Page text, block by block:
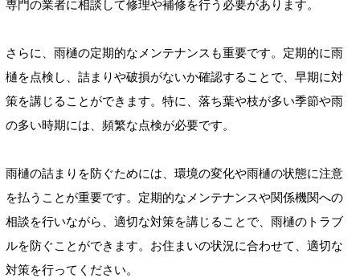
専門の業者に相談して修理や補修を行う必要があります。
さらに、雨樋の定期的なメンテナンスも重要です。定期的に雨
樋を点検し、詰まりや破損がないか確認することで、早期に対
策を講じることができます。特に、落ち葉や枝が多い季節や雨
の多い時期には、頻繁な点検が必要です。
雨樋の詰まりを防ぐためには、環境の変化や雨樋の状態に注意
を払うことが重要です。定期的なメンテナンスや関係機関への
相談を行いながら、適切な対策を講じることで、雨樋のトラブ
ルを防ぐことができます。お住まいの状況に合わせて、適切な
対策を行ってください。